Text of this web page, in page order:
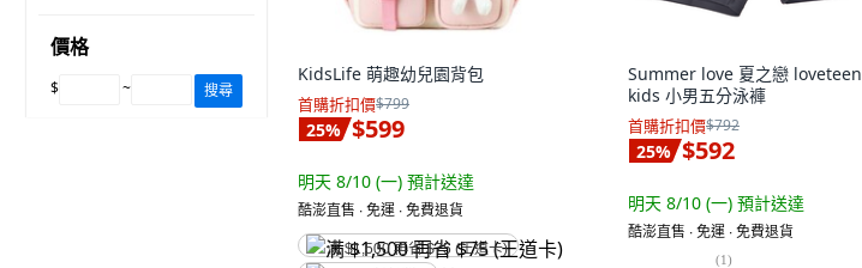
價格
$ ~ 搜尋
KidsLife 萌趣幼兒園背包
首購折扣價$799
25% $599
明天 8/10 (一) 預計送達
酷澎直售 ∙ 免運 ∙ 免費退貨
满 $1,500 再省 $75 (王道卡)
Summer love 夏之戀 loveteen
kids 小男五分泳褲
首購折扣價$792
25% $592
明天 8/10 (一) 預計送達
酷澎直售 ∙ 免運 ∙ 免費退貨
(1)